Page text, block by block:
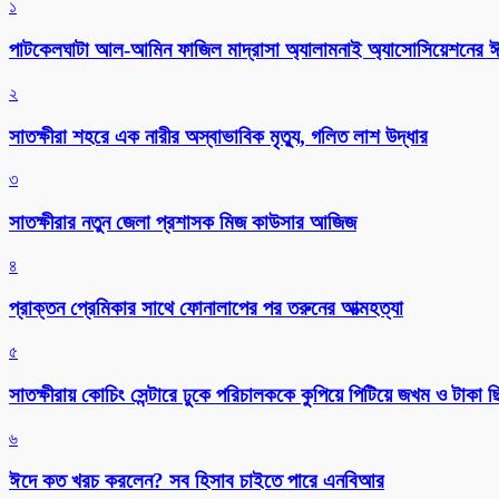
১
পাটকেলঘাটা আল-আমিন ফাজিল মাদ্রাসা অ্যালামনাই অ্যাসোসিয়েশনের
২
সাতক্ষীরা শহরে এক নারীর অস্বাভাবিক মৃত্যু, গলিত লাশ উদ্ধার
৩
সাতক্ষীরার নতুন জেলা প্রশাসক মিজ কাউসার আজিজ
৪
প্রাক্তন প্রেমিকার সাথে ফোনালাপের পর তরুনের আত্মহত্যা
৫
সাতক্ষীরায় কোচিং সেন্টারে ঢুকে পরিচালককে কুপিয়ে পিটিয়ে জখম ও টাকা
৬
ঈদে কত খরচ করলেন? সব হিসাব চাইতে পারে এনবিআর